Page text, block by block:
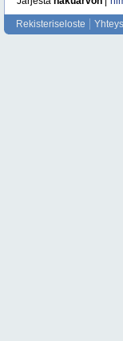
Rekisteriseloste